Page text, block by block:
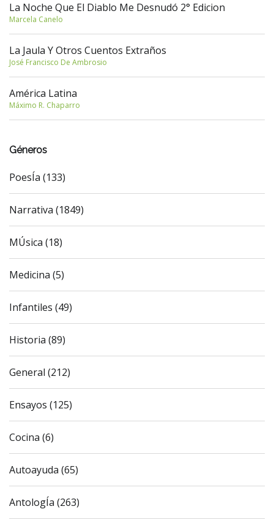
La Noche Que El Diablo Me Desnudó 2° Edicion
Marcela Canelo
La Jaula Y Otros Cuentos Extraños
José Francisco De Ambrosio
América Latina
Máximo R. Chaparro
Géneros
PoesÍa (133)
Narrativa (1849)
MÚsica (18)
Medicina (5)
Infantiles (49)
Historia (89)
General (212)
Ensayos (125)
Cocina (6)
Autoayuda (65)
AntologÍa (263)